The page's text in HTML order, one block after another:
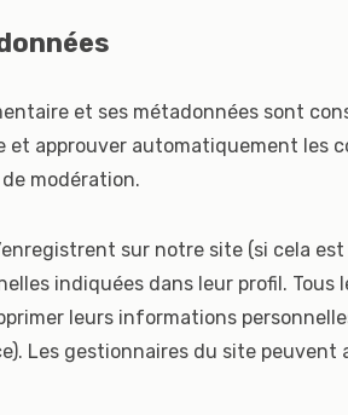
et ses métadonnées sont
et approuver automatiquement les
modération.
sur notre site (si cela est
indiquées dans leur profil. Tous
leurs informations
Les gestionnaires du site peuvent